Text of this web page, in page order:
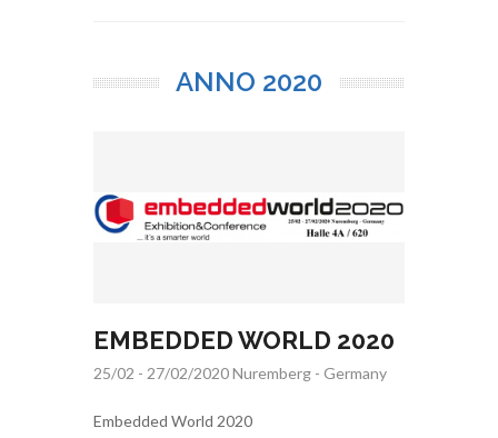
ANNO 2020
EMBEDDED WORLD 2020
25/02 - 27/02/2020 Nuremberg - Germany
Embedded World 2020